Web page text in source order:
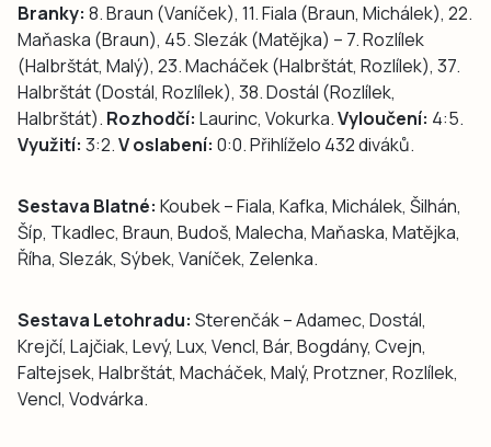
Branky: 8. Braun (Vaníček), 11. Fiala (Braun, Michálek), 22.
Maňaska (Braun), 45. Slezák (Matějka) – 7. Rozlílek
(Halbrštát, Malý), 23. Macháček (Halbrštát, Rozlílek), 37.
Halbrštát (Dostál, Rozlílek), 38. Dostál (Rozlílek,
Halbrštát). Rozhodčí: Laurinc, Vokurka.Vyloučení: 4:5.
Využití: 3:2.V oslabení: 0:0. Přihlíželo 432 diváků.
Sestava Blatné: Koubek – Fiala, Kafka, Michálek, Šilhán,
Šíp, Tkadlec, Braun, Budoš, Malecha, Maňaska, Matějka,
Říha, Slezák, Sýbek, Vaníček, Zelenka.
Sestava Letohradu: Sterenčák – Adamec, Dostál,
Krejčí, Lajčiak, Levý, Lux, Vencl, Bár, Bogdány, Cvejn,
Faltejsek, Halbrštát, Macháček, Malý, Protzner, Rozlílek,
Vencl, Vodvárka.